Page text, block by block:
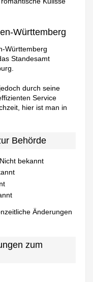
Württemberg
Württemberg
Standesamt
durch seine
Service
hier ist man in
Behörde
bekannt
Änderungen
zum